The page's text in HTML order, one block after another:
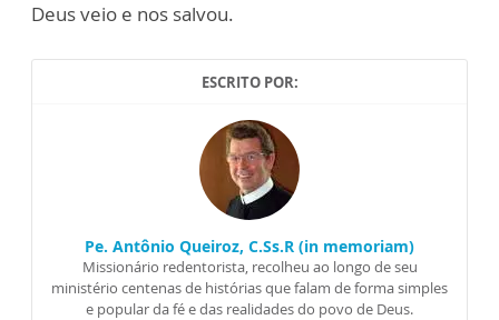
Deus veio e nos salvou.
ESCRITO POR:
Pe. Antônio Queiroz, C.Ss.R (in memoriam)
Missionário redentorista, recolheu ao longo de seu
ministério centenas de histórias que falam de forma simples
e popular da fé e das realidades do povo de Deus.